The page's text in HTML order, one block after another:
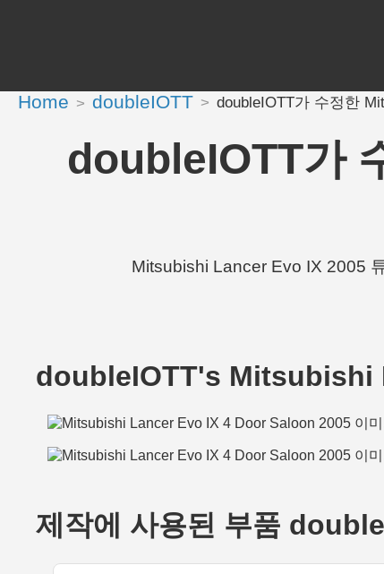
Home doubleIOTT doubleIOTT가 수정한
doubleIOTT가
Mitsubishi Lancer Evo IX 2005
doubleIOTT's Mitsubishi
제작에 사용된 부품